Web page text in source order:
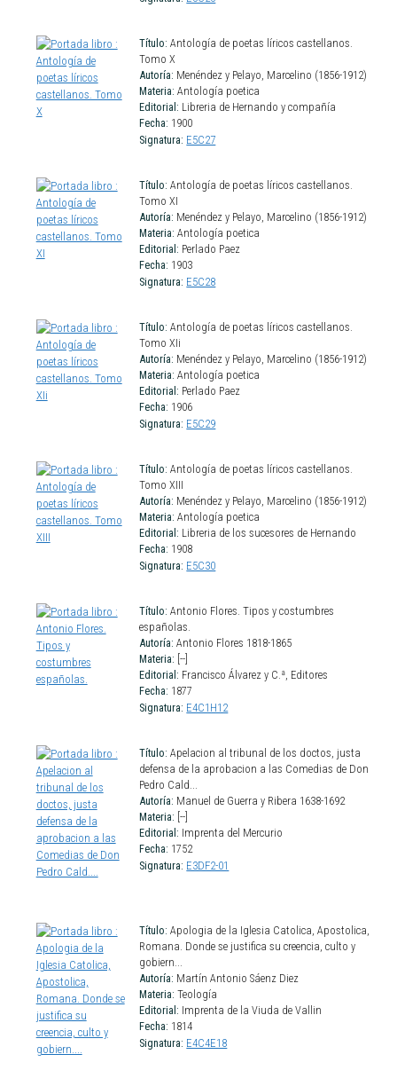
Título: Antología de poetas líricos castellanos.
Tomo X
Autoría: Menéndez y Pelayo, Marcelino (1856-1912)
Materia: Antología poetica
Editorial: Libreria de Hernando y compañía
Fecha: 1900
Signatura: E5C27
Título: Antología de poetas líricos castellanos.
Tomo XI
Autoría: Menéndez y Pelayo, Marcelino (1856-1912)
Materia: Antología poetica
Editorial: Perlado Paez
Fecha: 1903
Signatura: E5C28
Título: Antología de poetas líricos castellanos.
Tomo XIi
Autoría: Menéndez y Pelayo, Marcelino (1856-1912)
Materia: Antología poetica
Editorial: Perlado Paez
Fecha: 1906
Signatura: E5C29
Título: Antología de poetas líricos castellanos.
Tomo XIII
Autoría: Menéndez y Pelayo, Marcelino (1856-1912)
Materia: Antología poetica
Editorial: Libreria de los sucesores de Hernando
Fecha: 1908
Signatura: E5C30
Título: Antonio Flores. Tipos y costumbres
españolas.
Autoría: Antonio Flores 1818-1865
Materia: [--]
Editorial: Francisco Álvarez y C.ª, Editores
Fecha: 1877
Signatura: E4C1H12
Título: Apelacion al tribunal de los doctos, justa
defensa de la aprobacion a las Comedias de Don
Pedro Cald...
Autoría: Manuel de Guerra y Ribera 1638-1692
Materia: [--]
Editorial: Imprenta del Mercurio
Fecha: 1752
Signatura: E3DF2-01
Título: Apologia de la Iglesia Catolica, Apostolica,
Romana. Donde se justifica su creencia, culto y
gobiern...
Autoría: Martín Antonio Sáenz Diez
Materia: Teología
Editorial: Imprenta de la Viuda de Vallin
Fecha: 1814
Signatura: E4C4E18